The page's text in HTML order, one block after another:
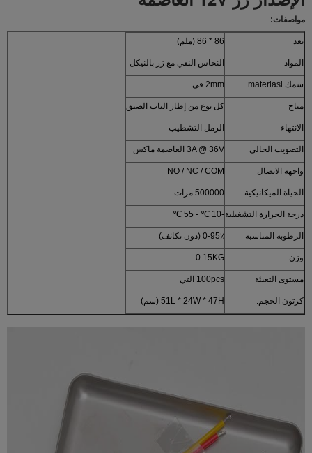
مواصفات:
بعد 86 * 86 (ملم)
المواد النحاس النقي مع زر بالنيكل
سمك materiasl 2mm في
متاح كل نوع من إطار الباب الضيق
الانتهاء الرمل التشطيب
التصويت الحالي 3A @ 36V العاصمة ماكس
واجهة الاتصال NO / NC / COM
الحياة الميكانيكية 500000 مرات
درجة الحرارة التشغيلية-10 ℃ - 55 ℃
الرطوبة المناسبة 0-95٪ (دون تكاثف)
وزن 0.15KG
مستوى التعبئة 100pcs التي
كرتون الحجم: 51L * 24W * 47H (سم)